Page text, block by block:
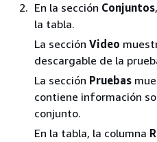
En la sección Conjuntos
la tabla.
La sección Video
descargable de la
La sección Pruebas
contiene información
conjunto.
En la tabla, la columna